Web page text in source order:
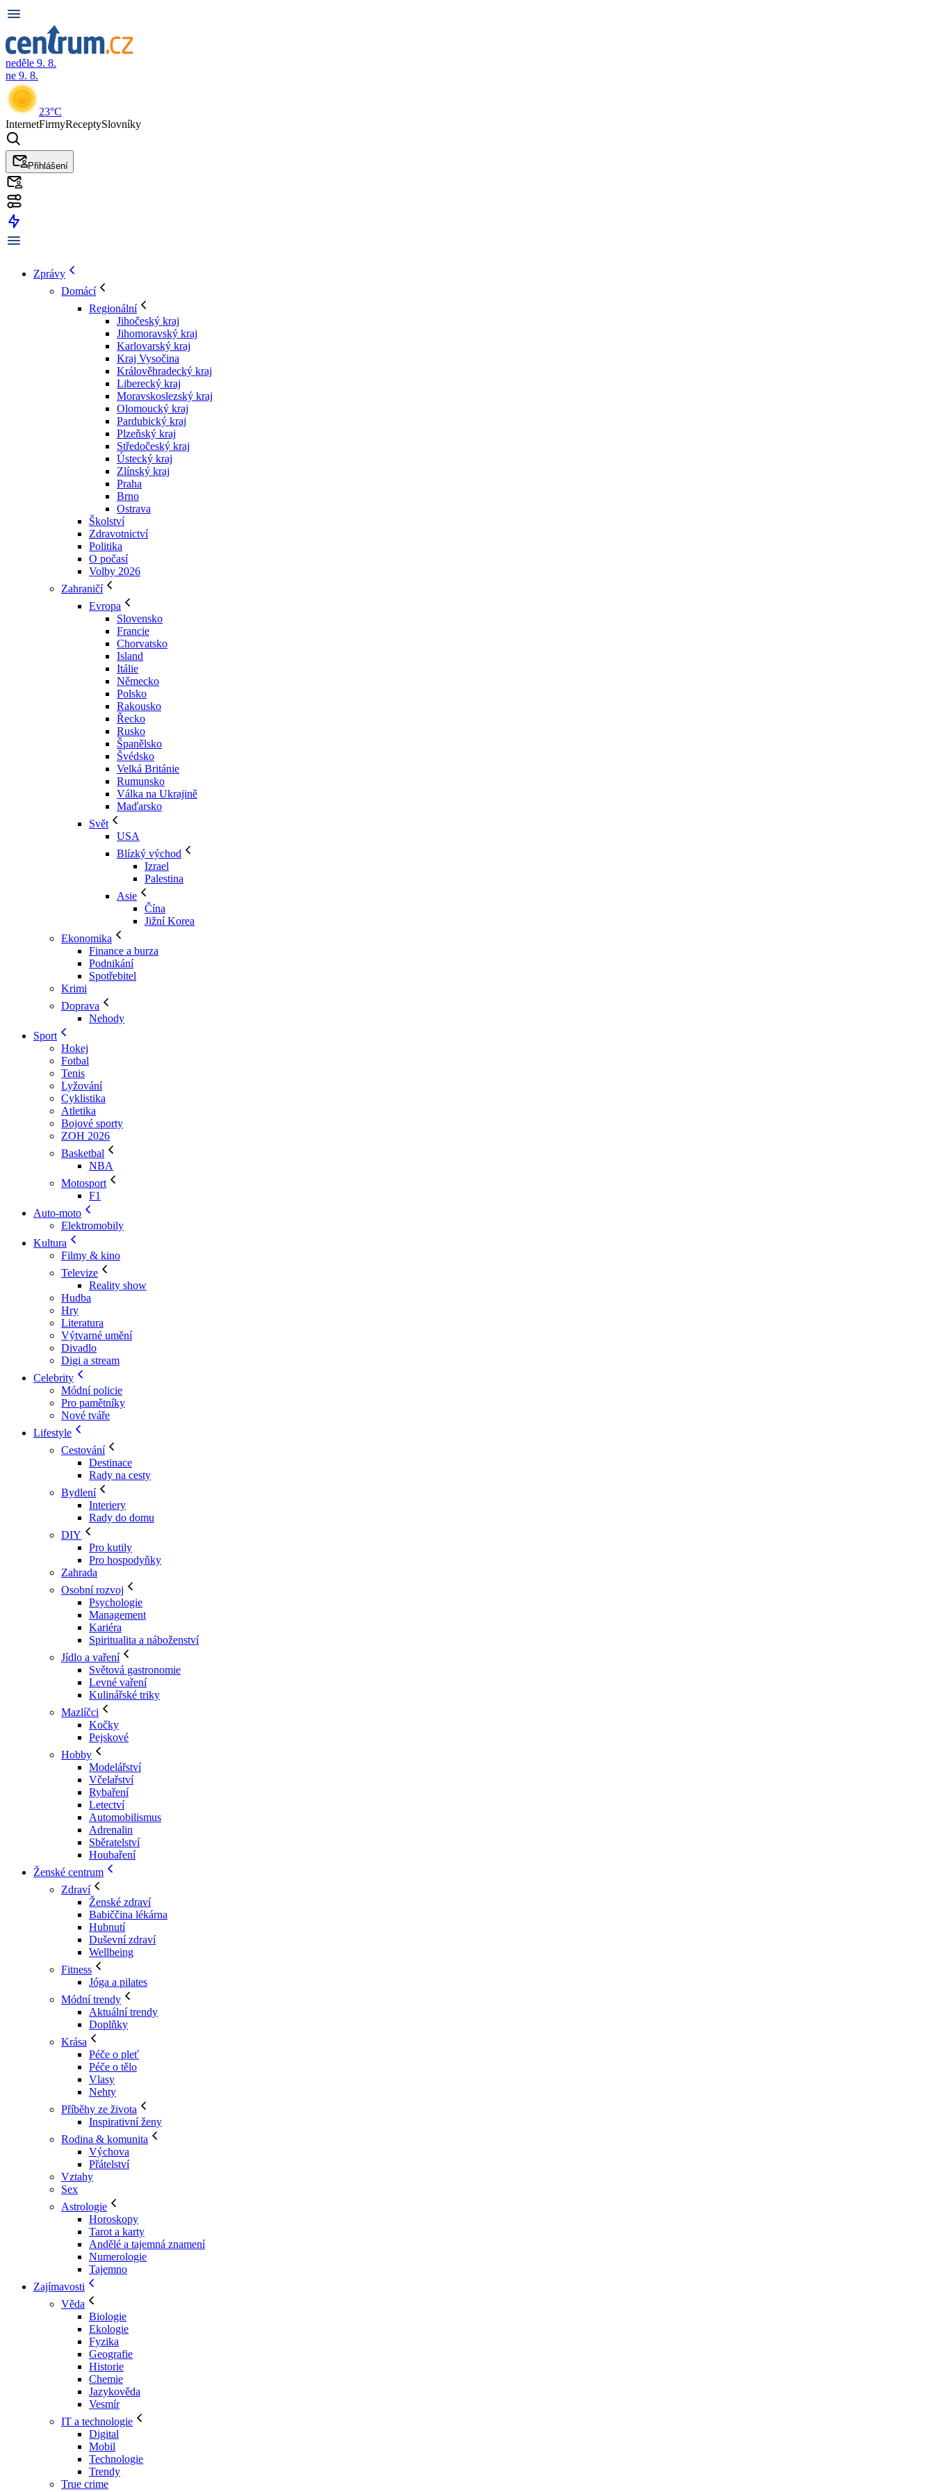
neděle 9. 8.
ne 9. 8.
23°C
InternetFirmyReceptySlovníky
Přihlášení
Zprávy
Domácí
Regionální
Jihočeský kraj
Jihomoravský kraj
Karlovarský kraj
Kraj Vysočina
Králověhradecký kraj
Liberecký kraj
Moravskoslezský kraj
Olomoucký kraj
Pardubický kraj
Plzeňský kraj
Středočeský kraj
Ústecký kraj
Zlínský kraj
Praha
Brno
Ostrava
Školství
Zdravotnictví
Politika
O počasí
Volby 2026
Zahraničí
Evropa
Slovensko
Francie
Chorvatsko
Island
Itálie
Německo
Polsko
Rakousko
Řecko
Rusko
Španělsko
Švédsko
Velká Británie
Rumunsko
Válka na Ukrajině
Maďarsko
Svět
USA
Blízký východ
Izrael
Palestina
Asie
Čína
Jižní Korea
Ekonomika
Finance a burza
Podnikání
Spotřebitel
Krimi
Doprava
Nehody
Sport
Hokej
Fotbal
Tenis
Lyžování
Cyklistika
Atletika
Bojové sporty
ZOH 2026
Basketbal
NBA
Motosport
F1
Auto-moto
Elektromobily
Kultura
Filmy & kino
Televize
Reality show
Hudba
Hry
Literatura
Výtvarné umění
Divadlo
Digi a stream
Celebrity
Módní policie
Pro pamětníky
Nové tváře
Lifestyle
Cestování
Destinace
Rady na cesty
Bydlení
Interiery
Rady do domu
DIY
Pro kutily
Pro hospodyňky
Zahrada
Osobní rozvoj
Psychologie
Management
Kariéra
Spiritualita a náboženství
Jídlo a vaření
Světová gastronomie
Levné vaření
Kulinářské triky
Mazlíčci
Kočky
Pejskové
Hobby
Modelářství
Včelařství
Rybaření
Letectví
Automobilismus
Adrenalin
Sběratelství
Houbaření
Ženské centrum
Zdraví
Ženské zdraví
Babiččina lékárna
Hubnutí
Duševní zdraví
Wellbeing
Fitness
Jóga a pilates
Módní trendy
Aktuální trendy
Doplňky
Krása
Péče o pleť
Péče o tělo
Vlasy
Nehty
Příběhy ze života
Inspirativní ženy
Rodina & komunita
Výchova
Přátelství
Vztahy
Sex
Astrologie
Horoskopy
Tarot a karty
Andělé a tajemná znamení
Numerologie
Tajemno
Zajímavosti
Věda
Biologie
Ekologie
Fyzika
Geografie
Historie
Chemie
Jazykověda
Vesmír
IT a technologie
Digital
Mobil
Technologie
Trendy
True crime